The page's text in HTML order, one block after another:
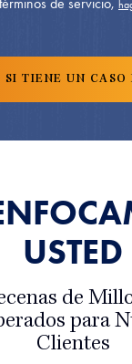
USTED
de
para
Clientes